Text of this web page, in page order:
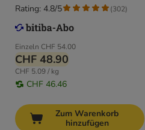
Einzeln CHF 54.00
CHF 48.90
CHF 5.09 / kg
CHF 46.46
Rating: 4.8/5 (302)
Zum Warenkorb
hinzufügen